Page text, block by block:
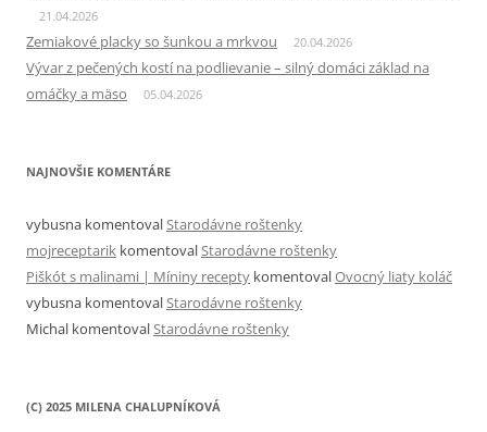
21.04.2026
Zemiakové placky so šunkou a mrkvou 20.04.2026
Vývar z pečených kostí na podlievanie – silný domáci základ na
omáčky a mäso
05.04.2026
NAJNOVŠIE KOMENTÁRE
vybusna komentovalStarodávne roštenky
mojreceptarik komentovalStarodávne roštenky
Piškót s malinami | Míniny recepty komentovalOvocný liaty koláč
vybusna komentovalStarodávne roštenky
Michal komentovalStarodávne roštenky
(C) 2025 MILENA CHALUPNÍKOVÁ